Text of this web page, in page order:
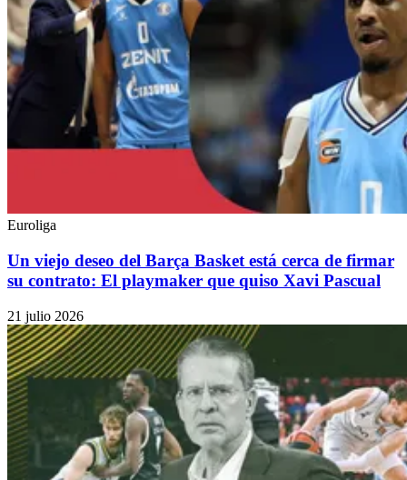
Euroliga
Un viejo deseo del Barça Basket está cerca de firmar
su contrato: El playmaker que quiso Xavi Pascual
21 julio 2026